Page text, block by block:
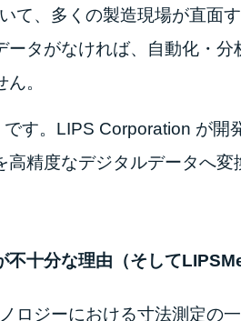
て、多くの製造現場が直面す
ータがなければ、自動化・
。
です。LIPS Corporation が開
高精度なデジタルデータへ
十分な理由（そして
ロジーにおける寸法測定の